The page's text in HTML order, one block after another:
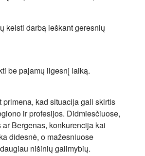
keisti darbą ieškant geresnių
be pajamų ilgesnį laiką.
primena, kad situacija gali skirtis
ir profesijos. Didmiesčiuose,
Bergenas, konkurencija kai
didesnė, o mažesniuose
nišinių galimybių.